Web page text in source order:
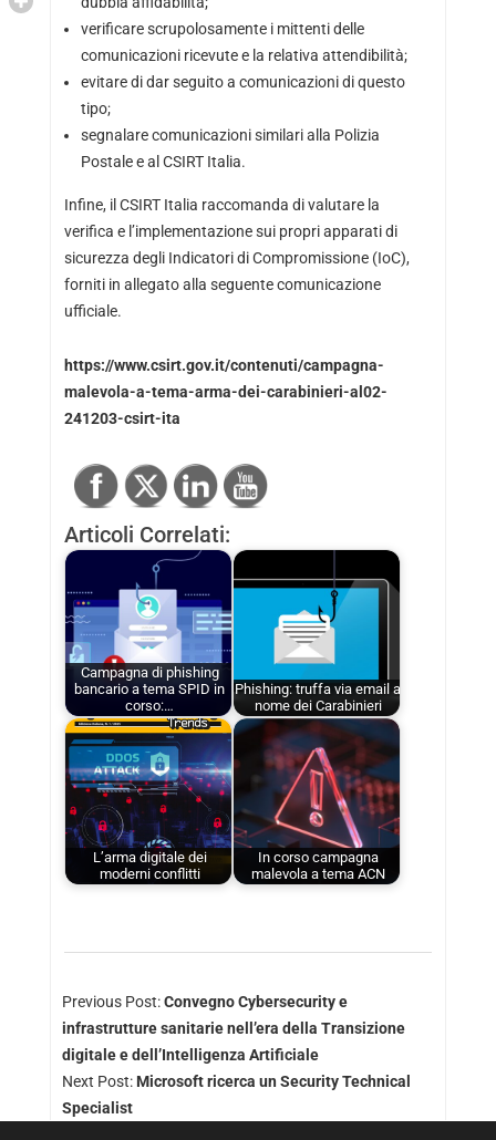
verificare scrupolosamente i mittenti delle
comunicazioni ricevute e la relativa attendibilità;
evitare di dar seguito a comunicazioni di questo
tipo;
segnalare comunicazioni similari alla Polizia
Postale e al CSIRT Italia.
Infine, il CSIRT Italia raccomanda di valutare la
verifica e l’implementazione sui propri apparati di
sicurezza degli Indicatori di Compromissione (IoC),
forniti in allegato alla seguente comunicazione
ufficiale.
https://www.csirt.gov.it/contenuti/campagna-
malevola-a-tema-arma-dei-carabinieri-al02-
241203-csirt-ita
Articoli Correlati:
Campagna di phishing
bancario a tema SPID in
corso:…
Phishing: truffa via email a
nome dei Carabinieri
L’arma digitale dei
moderni conflitti
In corso campagna
malevola a tema ACN
Previous Post:Convegno Cybersecurity e
infrastrutture sanitarie nell’era della Transizione
digitale e dell’Intelligenza Artificiale
Next Post: Microsoft ricerca un Security Technical
Specialist